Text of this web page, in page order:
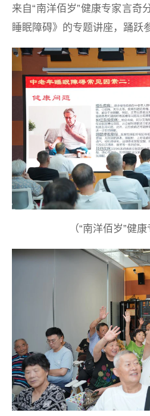
来自“南洋佰岁”健康专家言奇
睡眠障碍》的专题讲座，踊跃
（“南洋佰岁”健